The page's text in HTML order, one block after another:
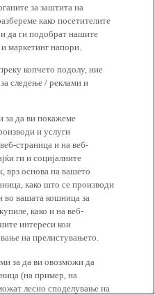
за заштита на
како посетителите
да ги подобрат нашите
маркетинг напори.
копчето подолу, ние
следење / реклами и
за да ви покажеме
и услуги
страница и на веб-
ги и социјалните
врз основа на вашето
како што се производи
во вашата кошница за
како и на веб-
интереси кои
на прелистувањето.
за да ви овозможи да
(на пример, на
лесно споделување на